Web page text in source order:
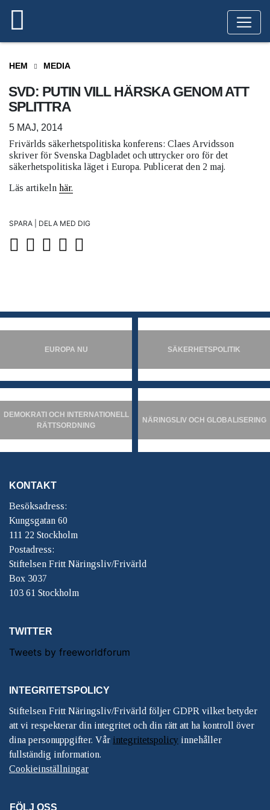
HEM MEDIA
SVD: PUTIN VILL HÄRSKA GENOM ATT
SPLITTRA
5 MAJ, 2014
Frivärlds säkerhetspolitiska konferens: Claes Arvidsson
skriver för Svenska Dagbladet och uttrycker oro för det
säkerhetspolitiska läget i Europa. Publicerat den 2 maj.
Läs artikeln här.
SPARA | DELA MED DIG
EUROPA NU SÄKERHETSPOLITIK
DEMOKRATI OCH INTERNATIONELL
RÄTTSORDNING
NÄRINGSLIV OCH GLOBALISERING
KONTAKT
Besöksadress:
Kungsgatan 60
111 22 Stockholm
Postadress:
Stiftelsen Fritt Näringsliv/Frivärld
Box 3037
103 61 Stockholm
TWITTER
Tweets by freeworldforum
INTEGRITETSPOLICY
Stiftelsen Fritt Näringsliv/Frivärld följer GDPR vilket betyder
att vi respekterar din integritet och din rätt att ha kontroll över
dina personuppgifter. Vår integritetspolicy innehåller
fullständig information.
Cookieinställningar
FÖLJ OSS